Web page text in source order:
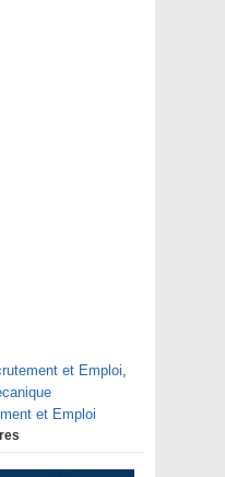
et Emploi,
et Emploi